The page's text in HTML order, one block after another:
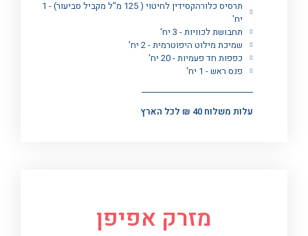
תרסיס כלורהקסידין לחיטוי ( 125 מ"ל מקביל סביעור) - 1
יח'
תחבושת לכוויות - 3 יח'
שמיכת מילוט היפוטרמית - 2 יח'
כפפות חד פעמיות - 20 יח'
פנס ראש - 1 יח'
עלות משלוח 40 ₪ לכל הארץ
מזרק אפיפן